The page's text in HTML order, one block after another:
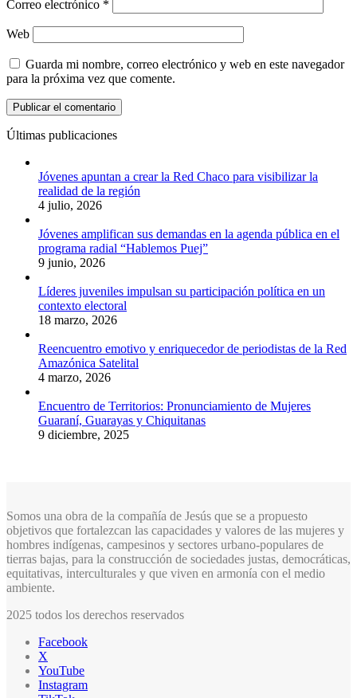
Correo electrónico *
Web
Guarda mi nombre, correo electrónico y web en este navegador
para la próxima vez que comente.
Últimas publicaciones
Jóvenes apuntan a crear la Red Chaco para visibilizar la
realidad de la región
4 julio, 2026
Jóvenes amplifican sus demandas en la agenda pública en el
programa radial “Hablemos Puej”
9 junio, 2026
Líderes juveniles impulsan su participación política en un
contexto electoral
18 marzo, 2026
Reencuentro emotivo y enriquecedor de periodistas de la Red
Amazónica Satelital
4 marzo, 2026
Encuentro de Territorios: Pronunciamiento de Mujeres
Guaraní, Guarayas y Chiquitanas
9 diciembre, 2025
Somos una obra de la compañía de Jesús que se a propuesto
objetivos que fortalezcan las capacidades y valores de las mujeres y
hombres indígenas, campesinos y sectores urbano-populares de
tierras bajas, para la construcción de sociedades justas, democráticas,
equitativas, interculturales y que viven en armonía con el medio
ambiente.
2025 todos los derechos reservados
Facebook
X
YouTube
Instagram